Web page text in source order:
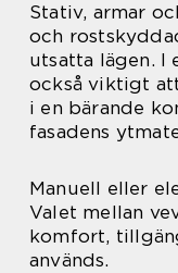
Stativ, armar
och
utsatta lägen. I
också viktigt
i en bärande
fasadens
Manuell eller
Valet mellan
komfort,
används.